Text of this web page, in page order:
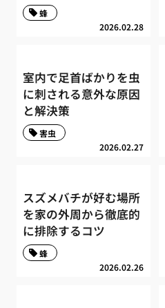
2026.02.28
蜂
室内で足首ばかりを虫
に刺される意外な原因
と解決策
2026.02.27
害虫
スズメバチが好む場所
を家の外周から徹底的
に排除するコツ
2026.02.26
蜂